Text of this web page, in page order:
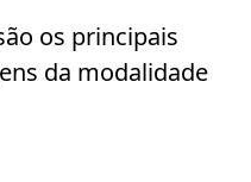
os principais
da modalidade